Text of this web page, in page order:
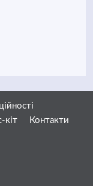
кіт
Контакти